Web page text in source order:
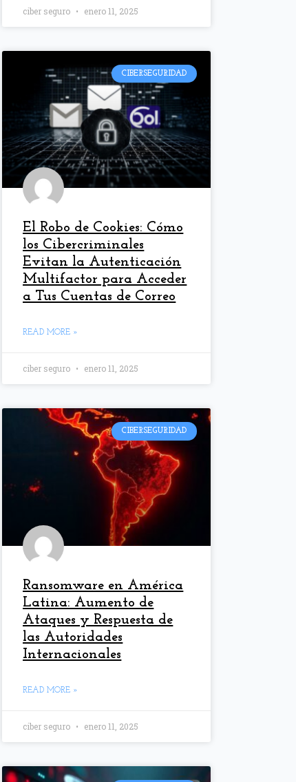
ciber seguro enero 11, 2025
CIBERSEGURIDAD
El Robo de Cookies: Cómo
los Cibercriminales
Evitan la Autenticación
Multifactor para Acceder
a Tus Cuentas de Correo
READ MORE »
ciber seguro enero 11, 2025
CIBERSEGURIDAD
Ransomware en América
Latina: Aumento de
Ataques y Respuesta de
las Autoridades
Internacionales
READ MORE »
ciber seguro enero 11, 2025